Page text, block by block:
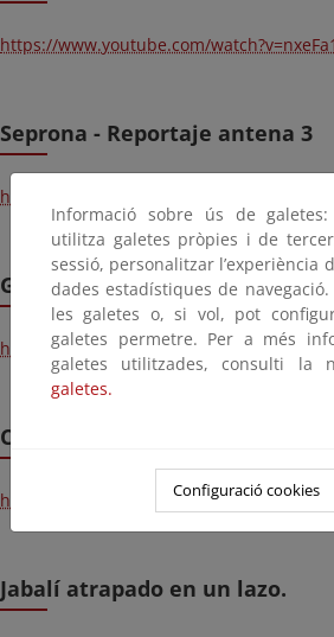
https://www.youtube.com/
Seprona - Reportaje antena 3
https://www.youtube.com/
Guardia Civil Seprona
https://www.youtube.com/
CAPTURA ILEGAL DE AVES
https://www.youtube.com/
Jabalí atrapado en un lazo.
Informació sobre ús de
utilitza galetes pròpies i de
sessió, personalitzar l’experiència
dades estadístiques de
les galetes o, si vol, pot
galetes permetre. Per a més
galetes utilitzades, consulti la
galetes.
Configuració cookies